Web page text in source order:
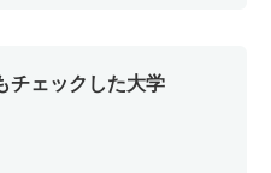
チェックした大学